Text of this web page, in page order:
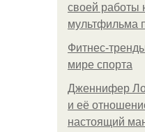
своей работы
мультфильма
Фитнес-
мире спорта
Дженнифер
и её
настоящий